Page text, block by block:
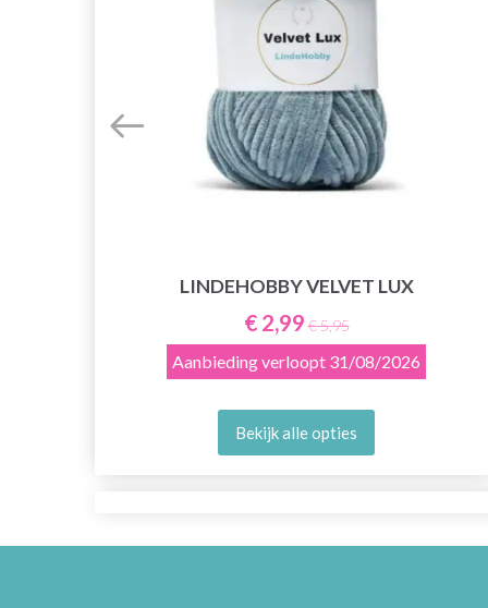
LINDEHOBBY VELVET LUX
€ 2,99 € 5,95
Aanbieding verloopt 31/08/2026
Bekijk alle opties